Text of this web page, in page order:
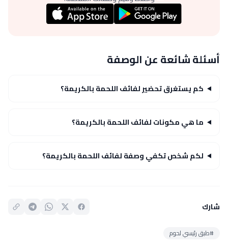
أسئلة شائعة عن الوصفة
كم يستغرق تحضير لفائف اللحمة بالكريمة؟
ما هي مكونات لفائف اللحمة بالكريمة؟
لكم شخص تكفي وصفة لفائف اللحمة بالكريمة؟
شارك
#طبق رئيسي لحوم